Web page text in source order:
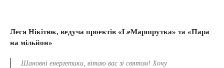
Леся Нікітюк, ведуча проектів «LeМаршрутка» та «Пара
на мільйон»
Шановні енергетики, вітаю вас зі святом! Хочу